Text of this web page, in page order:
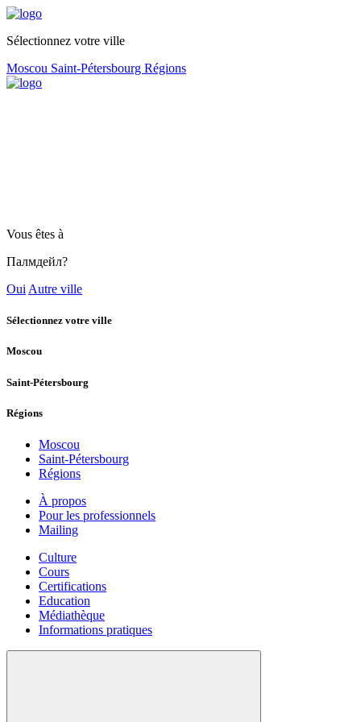
Sélectionnez votre ville
Moscou Saint-Pétersbourg Régions
Vous êtes à
Палмдейл?
Oui Autre ville
Sélectionnez votre ville
Moscou
Saint-Pétersbourg
Régions
Moscou
Saint-Pétersbourg
Régions
À propos
Pour les professionnels
Mailing
Culture
Cours
Certifications
Education
Médiathèque
Informations pratiques